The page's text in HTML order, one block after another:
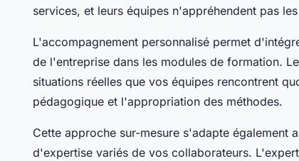
services, et leurs équipes n'appréhendent pas
L'accompagnement personnalisé permet
de l'entreprise dans les modules de formation.
situations réelles que vos équipes rencontrent
pédagogique et l'appropriation des méthodes.
Cette approche sur-mesure s'adapte également
d'expertise variés de vos collaborateurs.